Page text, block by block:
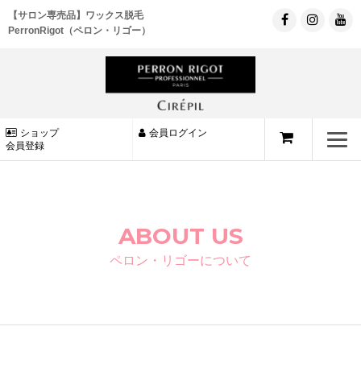
【サロン専売品】ワックス脱毛
PerronRigot（ペロン・リゴー）
ショップ
会員登録
会員ログイン
ABOUT US
ペロン・リゴーについて